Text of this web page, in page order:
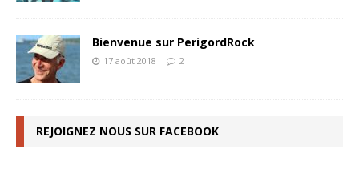
Bienvenue sur PerigordRock
17 août 2018 2
REJOIGNEZ NOUS SUR FACEBOOK